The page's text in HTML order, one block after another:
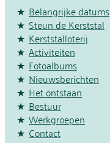
Belangrijke datums
Steun de Kerststal
Kerststalloterij
Activiteiten
Fotoalbums
Nieuwsberichten
Het ontstaan
Bestuur
Werkgroepen
Contact